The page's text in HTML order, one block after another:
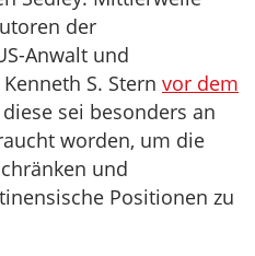
der
Anwalt und
S. Stern vor dem
diese sei besonders an
worden, um die
und
Positionen zu